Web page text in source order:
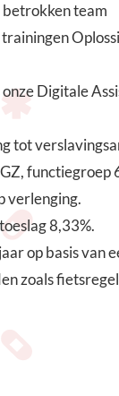
betrokken team
Digitale
tot
functiegroep
verlenging.
8,33%.
op basis van
zoals